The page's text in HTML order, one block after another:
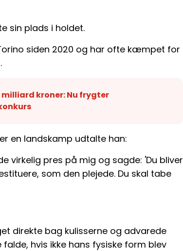
sin plads i holdet.
siden 2020 og har ofte kæmpet for
milliard kroner: Nu frygter
en landskamp udtalte han:
virkelig pres på mig og sagde: 'Du bliver
som den plejede. Du skal tabe
direkte bag kulisserne og advarede
hvis ikke hans fysiske form blev